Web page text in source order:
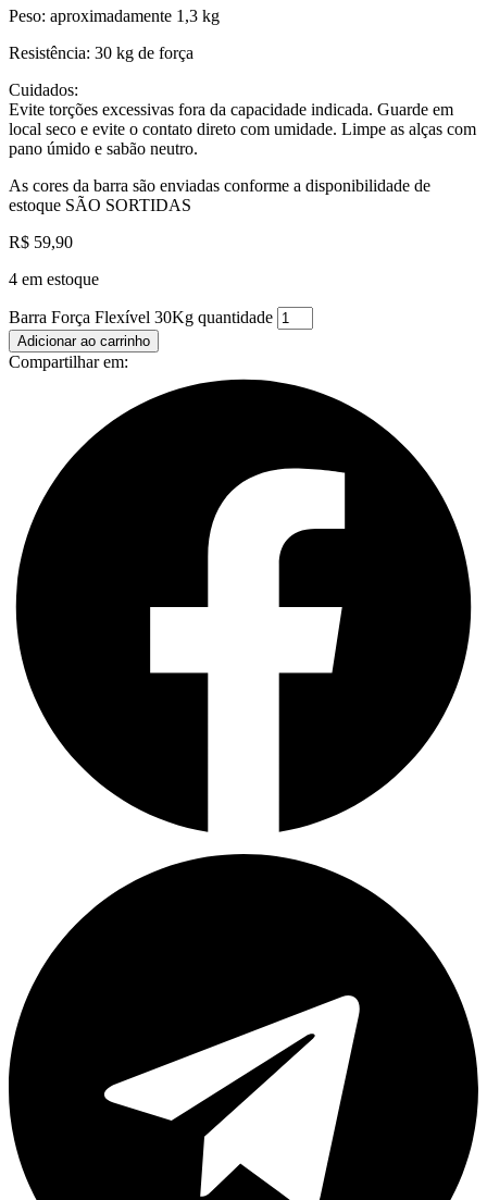
Peso: aproximadamente 1,3 kg
Resistência: 30 kg de força
Cuidados:
Evite torções excessivas fora da capacidade indicada. Guarde em
local seco e evite o contato direto com umidade. Limpe as alças com
pano úmido e sabão neutro.
As cores da barra são enviadas conforme a disponibilidade de
estoque SÃO SORTIDAS
R$ 59,90
4 em estoque
Barra Força Flexível 30Kg quantidade
Adicionar ao carrinho
Compartilhar em: